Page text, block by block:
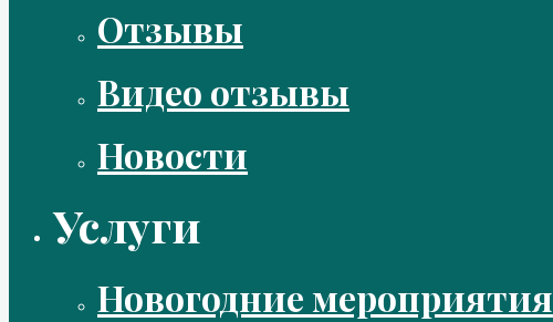
Отзывы
Видео отзывы
Новости
Услуги
Новогодние мероприятия